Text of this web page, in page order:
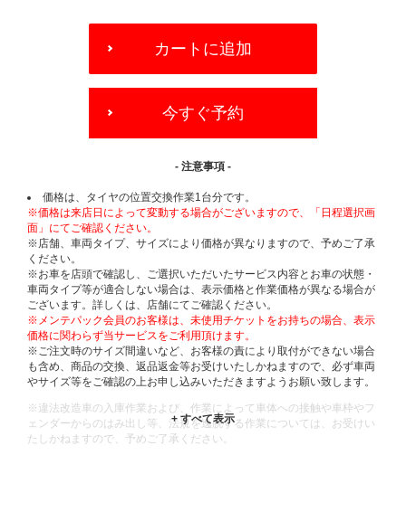
OPTIONS
カートに追加
今すぐ予約
- 注意事項 -
価格は、タイヤの位置交換作業1台分です。
※価格は来店日によって変動する場合がございますので、「日程選択画
面」にてご確認ください。
※店舗、車両タイプ、サイズにより価格が異なりますので、予めご了承
ください。
※お車を店頭で確認し、ご選択いただいたサービス内容とお車の状態・
車両タイプ等が適合しない場合は、表示価格と作業価格が異なる場合が
ございます。詳しくは、店舗にてご確認ください。
※メンテパック会員のお客様は、未使用チケットをお持ちの場合、表示
価格に関わらず当サービスをご利用頂けます。
※ご注文時のサイズ間違いなど、お客様の責により取付ができない場合
も含め、商品の交換、返品返金等お受けいたしかねますので、必ず車両
やサイズ等をご確認の上お申し込みいただきますようお願い致します。
※違法改造車の入庫作業および、作業によって車体への接触や車枠やフ
ェンダーからのはみ出し等、法規を逸脱する作業については、お受けい
たしかねますので、予めご了承ください。